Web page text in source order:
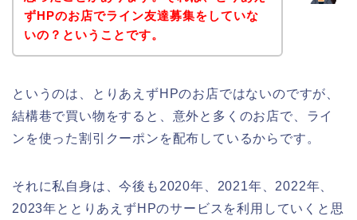
ずHPのお店でライン友達募集をしていな
いの？ということです。
というのは、とりあえずHPのお店ではないのですが、
結構巷で買い物をすると、意外と多くのお店で、ライ
ンを使った割引クーポンを配布しているからです。
それに私自身は、今後も2020年、2021年、2022年、
2023年ととりあえずHPのサービスを利用していくと思